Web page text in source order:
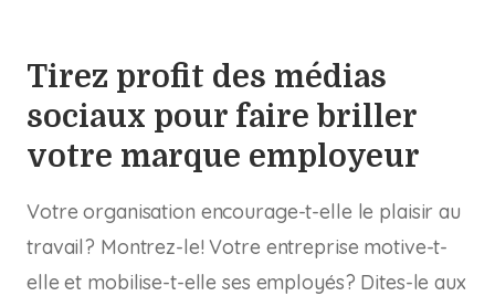
Tirez profit des médias
sociaux pour faire briller
votre marque employeur
Votre organisation encourage-t-elle le plaisir au
travail? Montrez-le! Votre entreprise motive-t-
elle et mobilise-t-elle ses employés? Dites-le aux